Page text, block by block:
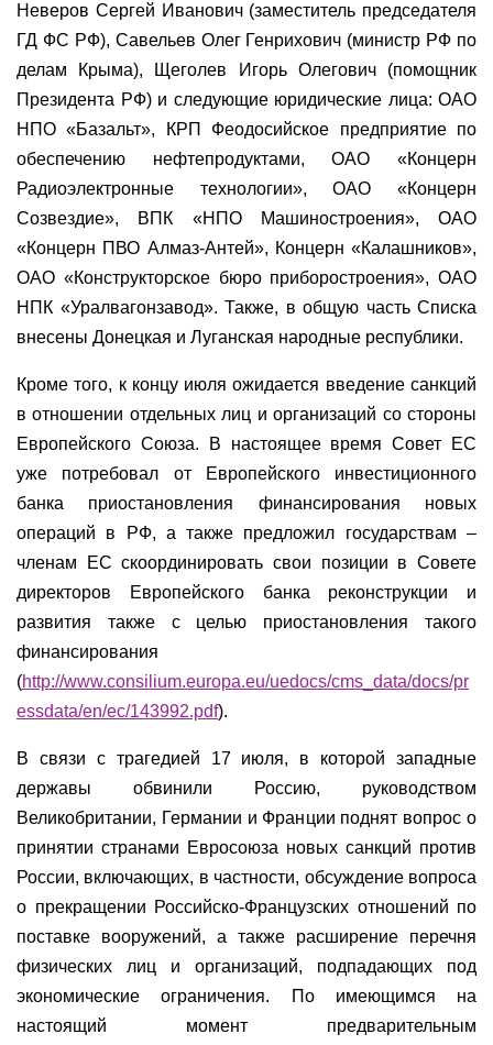
Неверов Сергей Иванович (заместитель председателя
ГД ФС РФ), Савельев Олег Генрихович (министр РФ по
делам Крыма), Щеголев Игорь Олегович (помощник
Президента РФ) и следующие юридические лица: ОАО
НПО «Базальт», КРП Феодосийское предприятие по
обеспечению нефтепродуктами, ОАО «Концерн
Радиоэлектронные технологии», ОАО «Концерн
Созвездие», ВПК «НПО Машиностроения», ОАО
«Концерн ПВО Алмаз-Антей», Концерн «Калашников»,
ОАО «Конструкторское бюро приборостроения», ОАО
НПК «Уралвагонзавод». Также, в общую часть Списка
внесены Донецкая и Луганская народные республики.
Кроме того, к концу июля ожидается введение санкций
в отношении отдельных лиц и организаций со стороны
Европейского Союза. В настоящее время Совет ЕС
уже потребовал от Европейского инвестиционного
банка приостановления финансирования новых
операций в РФ, а также предложил государствам –
членам ЕС скоординировать свои позиции в Совете
директоров Европейского банка реконструкции и
развития также с целью приостановления такого
финансирования
(http://www.consilium.europa.eu/uedocs/cms_data/docs/pr
essdata/en/ec/143992.pdf).
В связи с трагедией 17 июля, в которой западные
державы обвинили Россию, руководством
Великобритании, Германии и Франции поднят вопрос о
принятии странами Евросоюза новых санкций против
России, включающих, в частности, обсуждение вопроса
о прекращении Российско-Французских отношений по
поставке вооружений, а также расширение перечня
физических лиц и организаций, подпадающих под
экономические ограничения. По имеющимся на
настоящий момент предварительным